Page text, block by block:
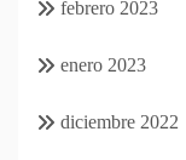
febrero 2023
enero 2023
diciembre 2022